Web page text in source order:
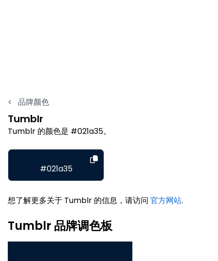
< 品牌颜色
Tumblr
Tumblr 的颜色是 #021a35。
#021a35
想了解更多关于 Tumblr 的信息，请访问 官方网站.
Tumblr 品牌调色板